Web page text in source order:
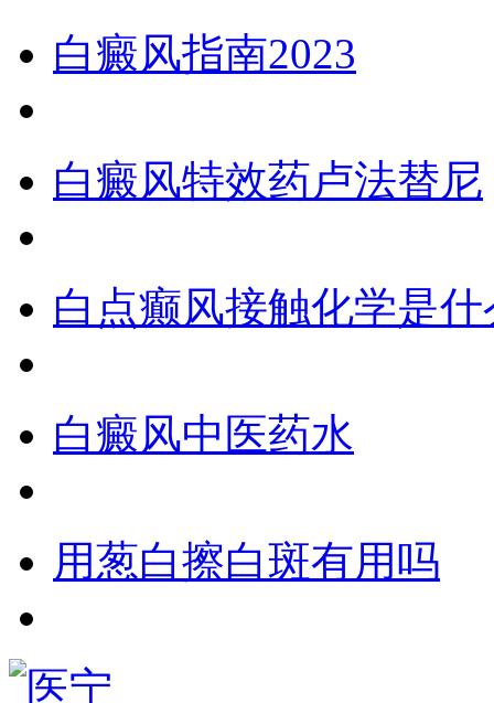
白癜风指南2023
白癜风特效药卢法替尼
白点癫风接触化学是什
白癜风中医药水
用葱白擦白斑有用吗